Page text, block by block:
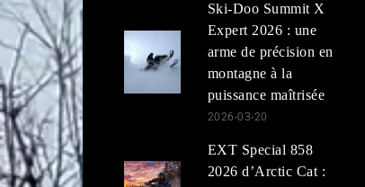
Ski-Doo Summit X
Expert 2026 : une
arme de précision en
montagne à la
puissance maîtrisée
2026-03-20
EXT Special 858
2026 d’Arctic Cat :